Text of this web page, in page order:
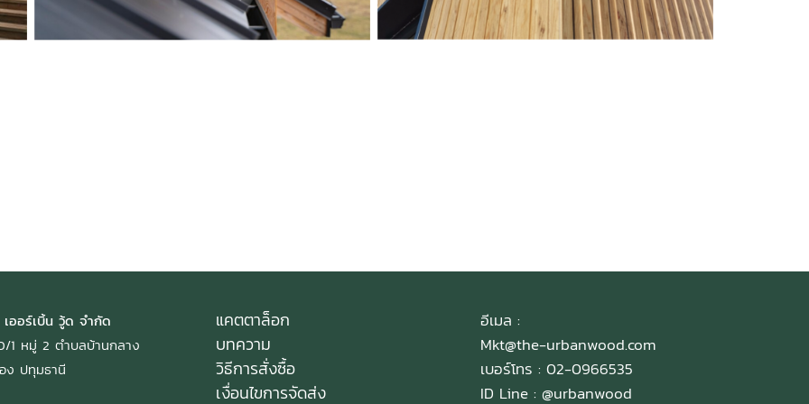
ออร์เบิ้น วู้ด จำกัด
1 หมู่ 2 ตำบลบ้านกลาง
ง ปทุมธานี
แคตตาล็อก
บทความ
วิธีการสั่งซื้อ
เงื่อนไขการจัดส่ง
อีเมล :
Mkt@the-urbanwood.com
เบอร์โทร : 02-0966535
ID Line : @urbanwood